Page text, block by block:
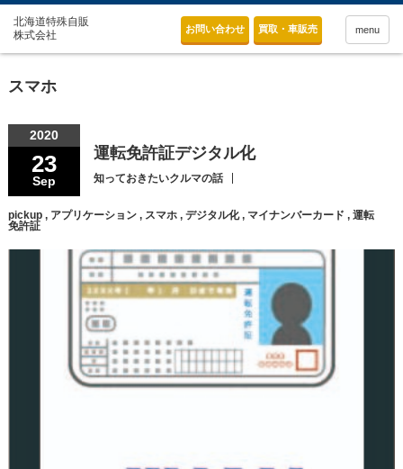
お問い合わせ 買取・車販売 menu
スマホ
2020
23
Sep
運転免許証デジタル化
知っておきたいクルマの話
pickup, アプリケーション, スマホ, デジタル化, マイナンバーカード , 運転
免許証